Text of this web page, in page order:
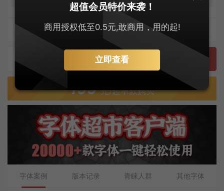
字体上传者：韦敏
预览
199 元/起单款购买
字体案例 版本记录 青睐人群 其他字体
超值会员特价来袭！
商用授权低至0.5元,敢商用，用的起!
立即查看